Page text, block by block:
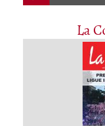
La